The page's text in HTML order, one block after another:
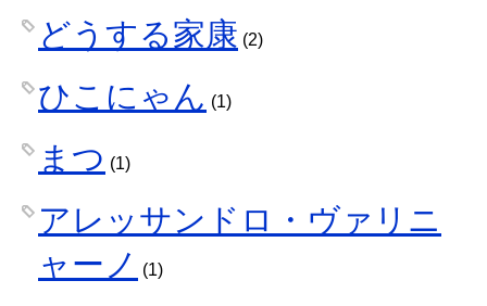
どうする家康 (2)
ひこにゃん (1)
まつ (1)
アレッサンドロ・ヴァリニ
ャーノ
(1)